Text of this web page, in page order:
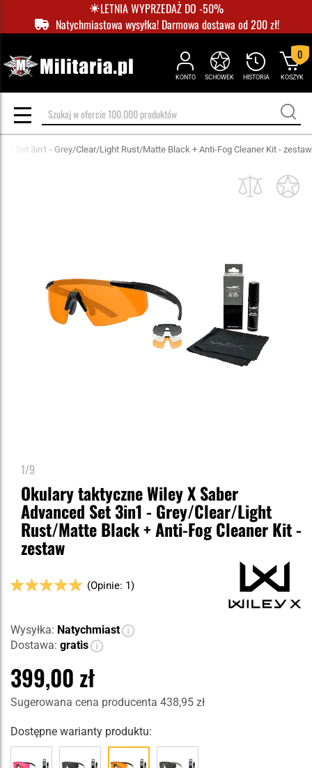
LETNIA WYPRZEDAŻ DO -50%
Natychmiastowa wysyłka! Darmowa dostawa od 200 zł!
KONTO HISTORIA
SCHOWEK KOSZYK
0
Set 3in1 - Grey/Clear/Light Rust/Matte Black + Anti-Fog Cleaner Kit - zestaw
1/9
Okulary taktyczne Wiley X Saber
Advanced Set 3in1 - Grey/Clear/Light
Rust/Matte Black + Anti-Fog Cleaner Kit -
zestaw
Ocena:
(Opinie: 1)
Wysyłka: Natychmiast
Dostawa: gratis
399,00 zł
Sugerowana cena producenta 438,95 zł
Dostępne warianty produktu: